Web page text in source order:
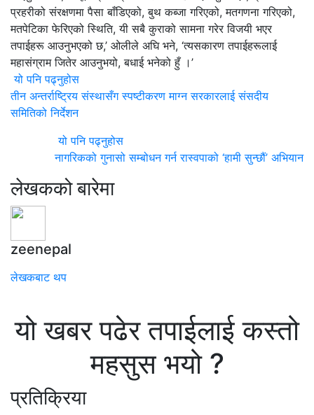
प्रहरीको संरक्षणमा पैसा बाँडिएको, बुथ कब्जा गरिएको, मतगणना गरिएको,
मतपेटिका फेरिएको स्थिति, यी सबै कुराको सामना गरेर विजयी भएर
तपाईहरू आउनुभएको छ,’ ओलीले अघि भने, ‘त्यसकारण तपाईहरूलाई
महासंग्राम जितेर आउनुभयो, बधाई भनेको हुँ ।’
यो पनि पढ्नुहोस
तीन अन्तर्राष्ट्रिय संस्थासँग स्पष्टीकरण माग्न सरकारलाई संसदीय
समितिको निर्देशन
यो पनि पढ्नुहोस
नागरिकको गुनासो सम्बोधन गर्न रास्वपाको ‘हामी सुन्छौं’ अभियान
लेखकको बारेमा
zeenepal
लेखकबाट थप
यो खबर पढेर तपाईलाई कस्तो
महसुस भयो ?
प्रतिक्रिया